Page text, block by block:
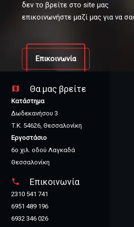
δεν το βρείτε στο site μας
επικοινωνήστε μαζί μας για να
Επικοινωνία
map Θα μας βρείτε
Κατάστημα
Δωδεκανήσου 3
Τ.Κ. 54626, Θεσσαλονίκη
Εργοστάσιο
6ο χιλ. οδού Λαγκαδά
Θεσσαλονίκη
phone Επικοινωνία
2310 541 741
6951 489 196
6932 346 026